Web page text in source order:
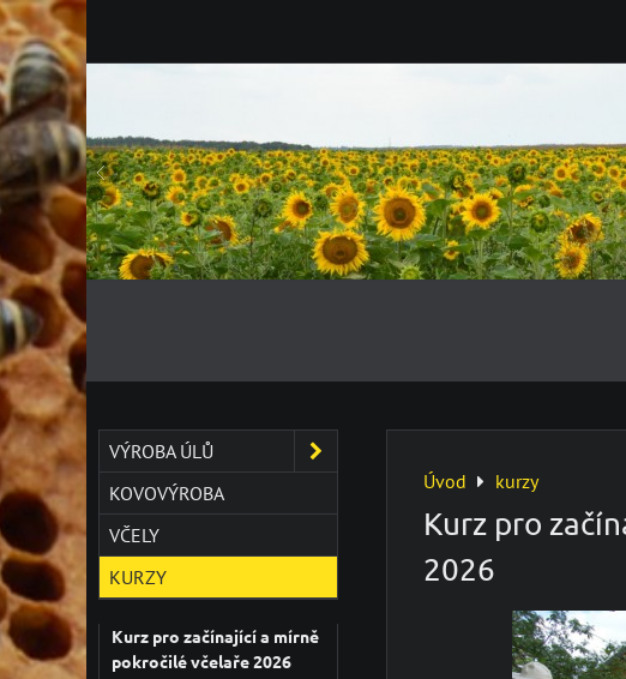
Úvod kurzy
Kurz pro
2026
VÝROBA ÚLŮ
KOVOVÝROBA
VČELY
KURZY
Kurz pro začínající a mírně
pokročilé včelaře 2026